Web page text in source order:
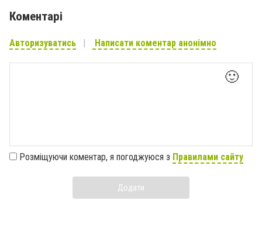
Коментарі
Авторизуватись Написати коментар анонімно
🙂
Розміщуючи коментар, я погоджуюся з Правилами сайту
Додати